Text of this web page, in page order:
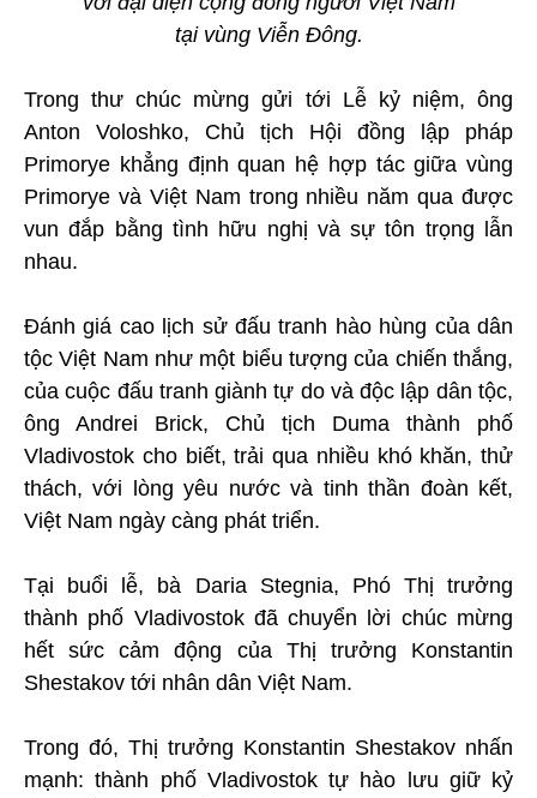
tại vùng Viễn Đông.
Trong thư chúc mừng gửi tới Lễ kỷ niệm, ông
Anton Voloshko, Chủ tịch Hội đồng lập pháp
Primorye khẳng định quan hệ hợp tác giữa vùng
Primorye và Việt Nam trong nhiều năm qua được
vun đắp bằng tình hữu nghị và sự tôn trọng lẫn
nhau.
Đánh giá cao lịch sử đấu tranh hào hùng của dân
tộc Việt Nam như một biểu tượng của chiến thắng,
của cuộc đấu tranh giành tự do và độc lập dân tộc,
ông Andrei Brick, Chủ tịch Duma thành phố
Vladivostok cho biết, trải qua nhiều khó khăn, thử
thách, với lòng yêu nước và tinh thần đoàn kết,
Việt Nam ngày càng phát triển.
Tại buổi lễ, bà Daria Stegnia, Phó Thị trưởng
thành phố Vladivostok đã chuyển lời chúc mừng
hết sức cảm động của Thị trưởng Konstantin
Shestakov tới nhân dân Việt Nam.
Trong đó, Thị trưởng Konstantin Shestakov nhấn
mạnh: thành phố Vladivostok tự hào lưu giữ kỷ